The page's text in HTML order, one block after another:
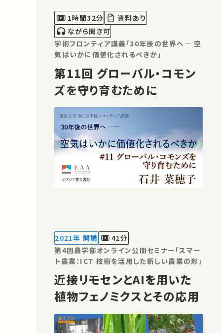
1時間32分
資料あり
ながら聞き可
学術フロンティア講義「30年後の世界へ― 空
気はいかに価値化されるべきか」
第11回 グローバル・コモン
ズを守り育むために
2021年 開講
41分
第4回農学部オンライン公開セミナー「スマー
ト農業：ICT 技術を活用した新しい農業の形」
近接リモセンとAIを用いた
植物フェノミクスとその応用